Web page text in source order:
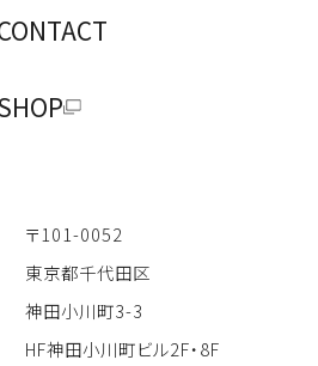
〒101-0052
東京都千代田区
神田小川町3-3
HF神田小川町ビル2F・8F